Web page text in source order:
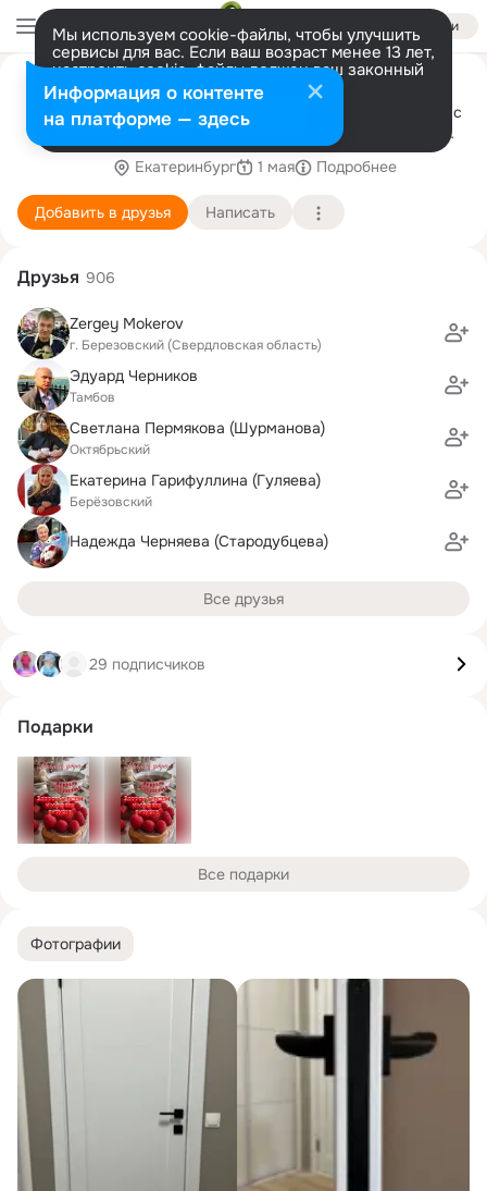
Войти
Мы используем cookie-файлы, чтобы улучшить
сервисы для вас. Если ваш возраст менее 13 лет,
настроить cookie-файлы должен ваш законный
представитель. Больше информации
Разрешить все Настроить
Салон Дверей Тук Тук
г.Березовский ул.Уральская 128 оф 17 Рады вас
видеть: По будням с 10:00 -19:00 тел. 8-932-
601-38-78
Екатеринбург 1 мая Подробнее
Добавить в друзья Написать
Фотографии
Друзья 906
Zergey Mokerov
г. Березовский (Свердловская область)
Эдуард Черников
Тамбов
Светлана Пермякова (Шурманова)
Октябрьский
Екатерина Гарифуллина (Гуляева)
Берёзовский
Надежда Черняева (Стародубцева)
Все друзья
29 подписчиков
Подарки
Все подарки
Информация о контенте
на платформе — здесь